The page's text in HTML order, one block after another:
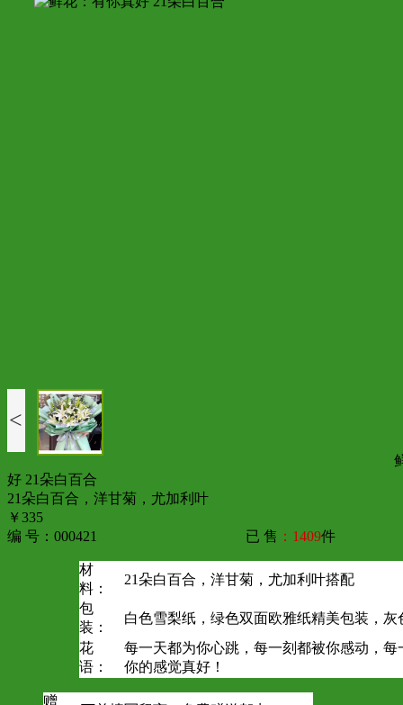
<
好 21朵白百合
21朵白百合，洋甘菊，尤加利叶
￥335
编 号：000421
已 售 ：1409件
材
料：
21朵白百合，洋甘菊，尤加利叶搭配
包
装：
白色雪梨纸，绿色双面欧雅纸精美包装，灰
花
语：
每一天都为你心跳，每一刻都被你感动，每
你的感觉真好！
赠